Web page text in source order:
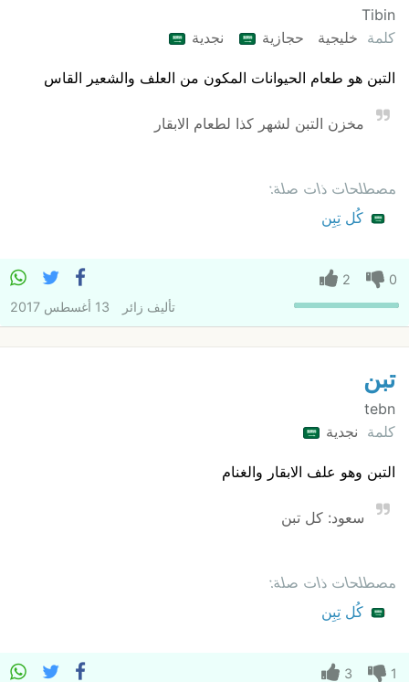
Tibin
كلمة خليجية حجازية نجدية
التبن هو طعام الحيوانات المكون من العلف والشعير القاس
مخزن التبن لشهر كذا لطعام الابقار
مصطلحات ذات صلة:
كُل تِبِن
0
2
تأليف زائر 13 أغسطس 2017
تبن
tebn
كلمة نجدية
التبن وهو علف الابقار والغنام
سعود: كل تبن
مصطلحات ذات صلة:
كُل تِبِن
1
3